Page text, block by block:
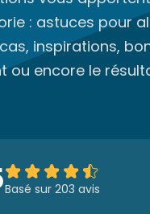
: astuces pour
inspirations,
ou encore le
Basé sur 203 avis